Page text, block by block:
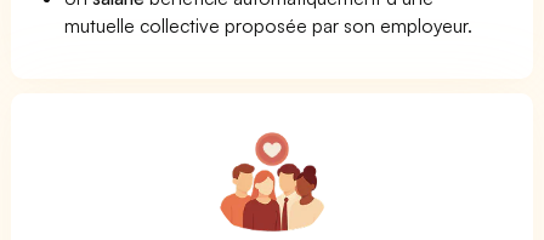
mutuelle collective proposée par son employeur.